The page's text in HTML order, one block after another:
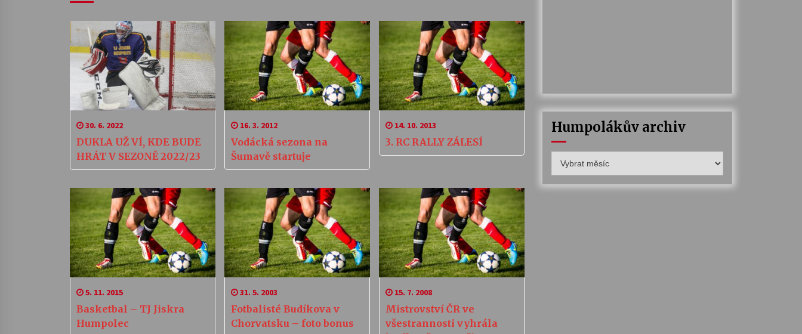
30. 6. 2022
DUKLA UŽ VÍ, KDE BUDE
HRÁT V SEZONĚ 2022/23
16. 3. 2012
Vodácká sezona na
Šumavě startuje
14. 10. 2013
3. RC RALLY ZÁLESÍ
5. 11. 2015
Basketbal – TJ Jiskra
Humpolec
31. 5. 2003
Fotbalisté Budíkova v
Chorvatsku – foto bonus
15. 7. 2008
Mistrovství ČR ve
všestrannosti vyhrála
Humpolákův archiv
archiv